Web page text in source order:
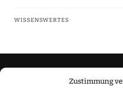
Zustimmung
WISSENSWERTES